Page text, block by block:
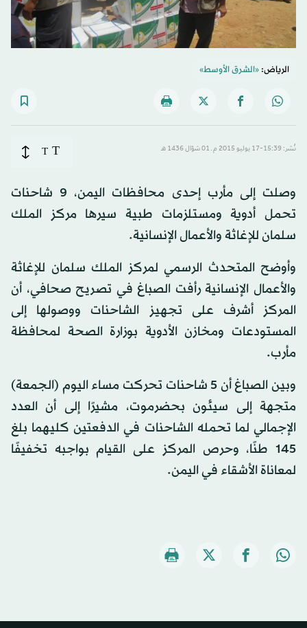
الرياض:«الشرق الأوسط»
نُشر: 15:39-17 يوليو 2015 م ـ 01 شوّال 1436 هـ T
T
وصلت إلى مأرب إحدى محافظات اليمن، 9 شاحنات
تحمل أدوية ومستلزمات طبية سيرها مركز الملك
سلمان للإغاثة والأعمال الإنسانية.
وأوضح المتحدث الرسمي لمركز الملك سلمان للإغاثة
والأعمال الإنسانية رأفت الصباغ في تصريح صحافي، أن
المركز أشرف على تجهيز الشاحنات ووصولها إلى
المستودعات ومخازن الأدوية بوزارة الصحة لمحافظة
مأرب.
وبين الصباغ أن 5 شاحنات تحركت مساء اليوم (الجمعة)
متجهة إلى سيئون بحضرموت، مشيرًا إلى أن العدد
الإجمالي لما تحمله الشاحنات في الدفعتين كليهما بلغ
145 طنًا، وحرص المركز على القيام بواجبه تخفيفًا
لمعاناة الأشقاء في اليمن.